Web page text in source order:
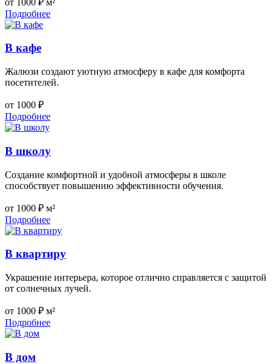
Подробнее
В кафе
Жалюзи создают уютную атмосферу в кафе для комфорта
посетителей.
от 1000 ₽
Подробнее
В школу
Создание комфортной и удобной атмосферы в школе
способствует повышению эффективности обучения.
от 1000 ₽ м²
Подробнее
В квартиру
Украшение интерьера, которое отлично справляется с защитой
от солнечных лучей.
от 1000 ₽ м²
Подробнее
В дом